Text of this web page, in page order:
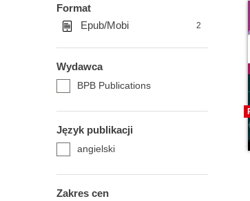
Format
Epub/Mobi
2
Wydawca
BPB Publications
Język publikacji
angielski
Zakres cen